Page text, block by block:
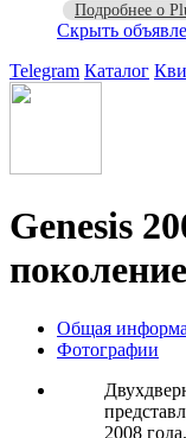
Подробнее о
Скрыть
Telegram Каталог
Genesis
Общая
Фотографии
2008